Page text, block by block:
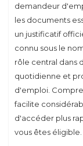
demandeur
les documents
un justificatif
connu sous le
rôle central dans
quotidienne et
d'emploi.
facilite
d'accéder plus
vous êtes éligible.